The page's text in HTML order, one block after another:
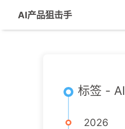
AI产品狙击手
标签 - AI
2026